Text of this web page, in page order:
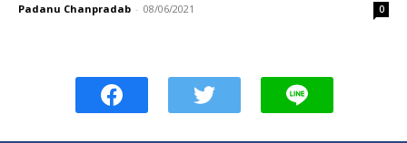
Padanu Chanpradab - 08/06/2021 0